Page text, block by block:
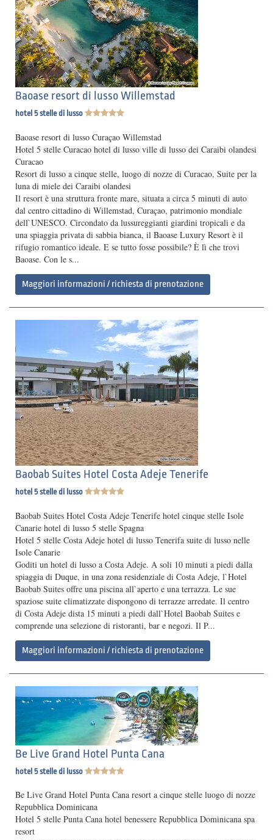
Baoase resort di lusso Willemstad
hotel 5 stelle di lusso
Baoase resort di lusso Curaçao Willemstad
Hotel 5 stelle Curacao hotel di lusso ville di lusso dei Caraibi olandesi
Curacao
Resort di lusso a cinque stelle, luogo di nozze di Curacao, Suite per la
luna di miele dei Caraibi olandesi
Il resort è una struttura fronte mare, situata a circa 5 minuti di auto
dal centro cittadino di Willemstad, Curaçao, patrimonio mondiale
dell`UNESCO. Circondato da lussureggianti giardini tropicali e da
una spiaggia privata di sabbia bianca, il Baoase Luxury Resort è il
rifugio romantico ideale. E se tutto fosse possibile? È lì che trovi
Baoase. Con le s...
Maggiori informazioni / richiesta di prenotazione
Baobab Suites Hotel Costa Adeje Tenerife
hotel 5 stelle di lusso
Baobab Suites Hotel Costa Adeje Tenerife hotel cinque stelle Isole
Canarie hotel di lusso 5 stelle Spagna
Hotel 5 stelle Costa Adeje hotel di lusso Tenerifa suite di lusso nelle
Isole Canarie
Goditi un hotel di lusso a Costa Adeje. A soli 10 minuti a piedi dalla
spiaggia di Duque, in una zona residenziale di Costa Adeje, l`Hotel
Baobab Suites offre una piscina all`aperto e una terrazza. Le sue
spaziose suite climatizzate dispongono di terrazze arredate. Il centro
di Costa Adeje dista 15 minuti a piedi dall`Hotel Baobab Suites e
comprende una selezione di ristoranti, bar e negozi. Il P...
Maggiori informazioni / richiesta di prenotazione
Be Live Grand Hotel Punta Cana
hotel 5 stelle di lusso
Be Live Grand Hotel Punta Cana resort a cinque stelle luogo di nozze
Repubblica Dominicana
Hotel 5 stelle Punta Cana hotel benessere Repubblica Dominicana spa
resort